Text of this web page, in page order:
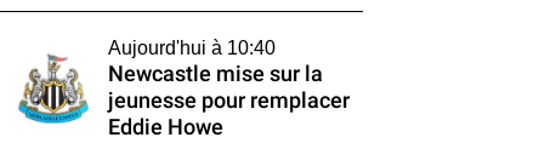
Aujourd'hui à 10:40
Newcastle mise sur la
jeunesse pour remplacer
Eddie Howe